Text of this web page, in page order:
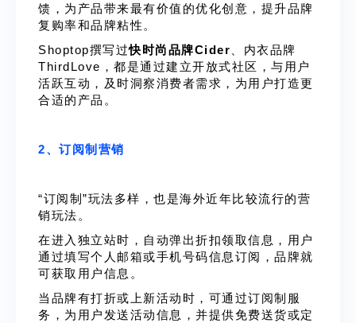
馈，为产品带来最有价值的优化创意，提升品牌
复购率和品牌粘性。
Shoptop撰写过快时尚品牌Cider、内衣品牌
ThirdLove，都是通过建立开放式社区，与用户
活跃互动，及时洞察消费者需求，为用户打造更
合适的产品。
2、订阅制营销
“订阅制”玩法多样，也是海外近年比较流行的营
销玩法。
在进入独立站时，自动弹出折扣领取信息，用户
通过填写个人邮箱或手机号码信息订阅，品牌就
可获取用户信息。
当品牌有打折或上新活动时，可通过订阅制服
务，为用户发送活动信息，并提供免费送货或定